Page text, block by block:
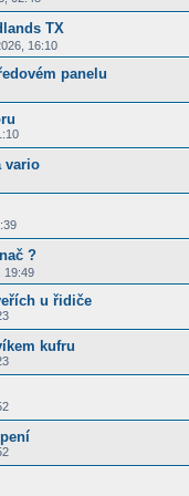
TX
16:10
panelu
vario
?
19:49
u řidiče
kufru